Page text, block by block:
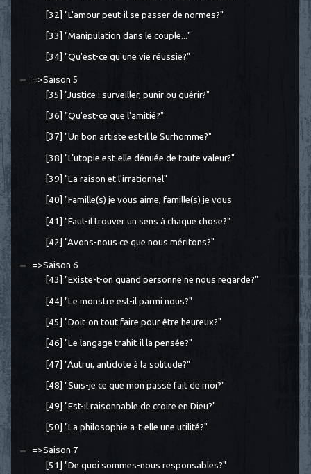
[32] "L'amour peut-il se passer de normes?"
[33] "Manipulation dans le couple..."
[34] "Qu'est-ce qu'une vie réussie?"
=>Saison 5
[35] "Justice : surveiller, punir ou guérir?"
[36] "Qu'est-ce que l'amitié?"
[37] "Un bon artiste est-il le Surhomme?"
[38] "L’utopie est-elle dénuée de toute valeur?"
[39] "La raison et l'irrationnel"
[40] "Famille(s) je vous aime, famille(s) je vous
[41] "Faut-il trouver un sens à chaque chose?"
[42] "Avons-nous ce que nous méritons?"
=>Saison 6
[43] "Existe-t-on quand personne ne nous regarde?"
[44] "Le monstre est-il parmi nous?"
[45] "Doit-on tout faire pour être heureux?"
[46] "Le langage trahit-il la pensée?"
[47] "Autrui, antidote à la solitude?"
[48] "Suis-je ce que mon passé fait de moi?"
[49] "Est-il raisonnable de croire en Dieu?"
[50] "La philosophie a-t-elle une utilité?"
=>Saison 7
[51] "De quoi sommes-nous responsables?"